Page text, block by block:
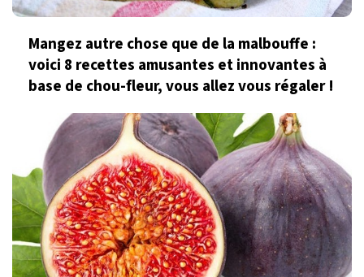
Mangez autre chose que de la malbouffe :
voici 8 recettes amusantes et innovantes à
base de chou-fleur, vous allez vous régaler !